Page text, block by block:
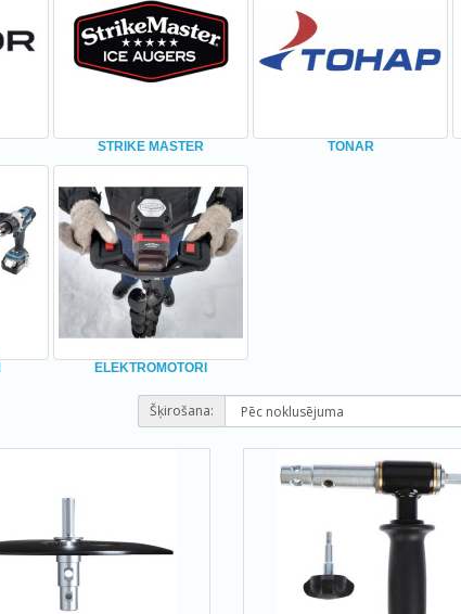
STRIKE MASTER TONAR
ELEKTROMOTORI
Šķirošana: